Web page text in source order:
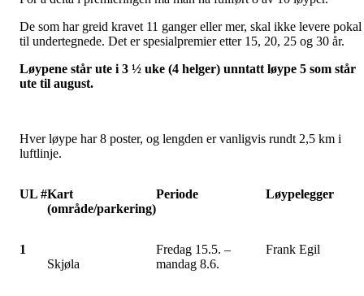
De som har greid kravet 11 ganger eller mer, skal ikke levere pokal
til undertegnede. Det er spesialpremier etter 15, 20, 25 og 30 år.
Løypene står ute i 3 ½ uke (4 helger) unntatt løype 5 som står
ute til august.
Hver løype har 8 poster, og lengden er vanligvis rundt 2,5 km i
luftlinje.
UL #Kart
(område/parkering)
Periode Løypelegger
1
Skjøla
Fredag 15.5. –
mandag 8.6.
Frank Egil